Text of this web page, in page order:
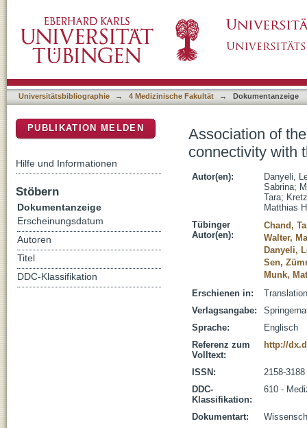
immediate network effects of S-ketamine
Universitätsbibliographie → 4 Medizinische Fakultät → Dokumentanzeige
Association of
connectivity with
Autor(en):
Danyeli,
Sabrina;
Tara;
Matthias
Tübinger
Autor(en):
Chand,
Walter,
Danyeli,
Sen,
Munk,
Erschienen in:
Verlagsangabe:
Sprache:
Englisch
Referenz zum
Volltext:
http://
ISSN:
2158-3188
DDC-
Klassifikation:
610 -
Dokumentart:
PUBLIKATION MELDEN
Hilfe und Informationen
Stöbern
Dokumentanzeige
Erscheinungsdatum
Autoren
Titel
DDC-Klassifikation